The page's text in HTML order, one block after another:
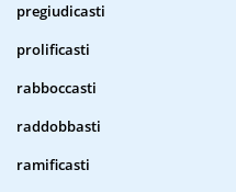
pregiudicasti
prolificasti
rabboccasti
raddobbasti
ramificasti